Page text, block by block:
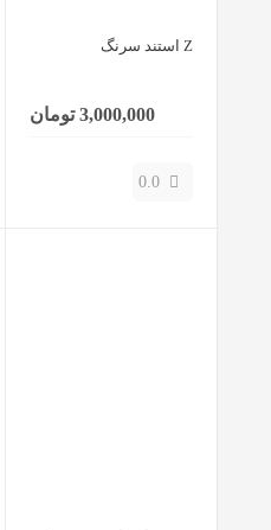
Z استند سرنگ
3,000,000 تومان
0.0